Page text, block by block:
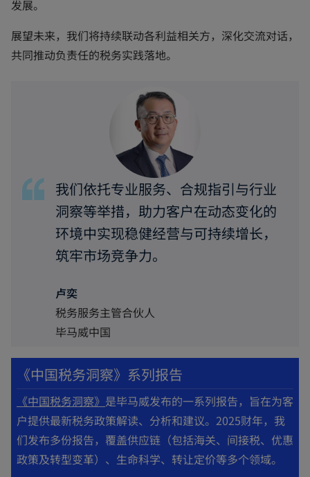
e
w
a
b
发展。
展望未来，我们将持续联动各利益相关方，深化交流对话，
共同推动负责任的税务实践落地。
我们依托专业服务、合规指引与行业
洞察等举措，助力客户在动态变化的
环境中实现稳健经营与可持续增长，
筑牢市场竞争力。
卢奕
税务服务主管合伙人
毕马威中国
《中国税务洞察》系列报告
《中国税务洞察》 o
p
e
n
是毕马威发布的一系列报告，旨在为客
户提供最新税务政策解读、分析和建议。2025财年，我
们发布多份报告，覆盖供应链（包括海关、间接税、优惠
政策及转型变革）、生命科学、转让定价等多个领域。